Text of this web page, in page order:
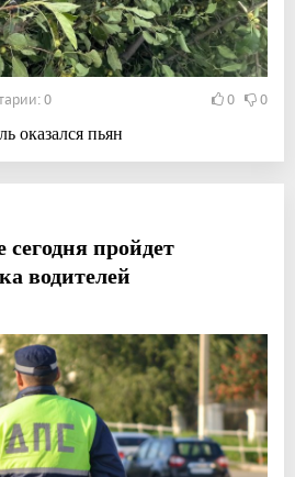
0 0 0
оказался пьян
пройдет
водителей